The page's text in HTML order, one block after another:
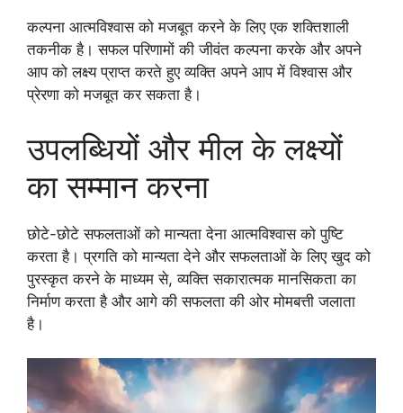
कल्पना आत्मविश्वास को मजबूत करने के लिए एक शक्तिशाली
तकनीक है। सफल परिणामों की जीवंत कल्पना करके और अपने
आप को लक्ष्य प्राप्त करते हुए व्यक्ति अपने आप में विश्वास और
प्रेरणा को मजबूत कर सकता है।
उपलब्धियों और मील के लक्ष्यों
का सम्मान करना
छोटे-छोटे सफलताओं को मान्यता देना आत्मविश्वास को पुष्टि
करता है। प्रगति को मान्यता देने और सफलताओं के लिए खुद को
पुरस्कृत करने के माध्यम से, व्यक्ति सकारात्मक मानसिकता का
निर्माण करता है और आगे की सफलता की ओर मोमबत्ती जलाता
है।